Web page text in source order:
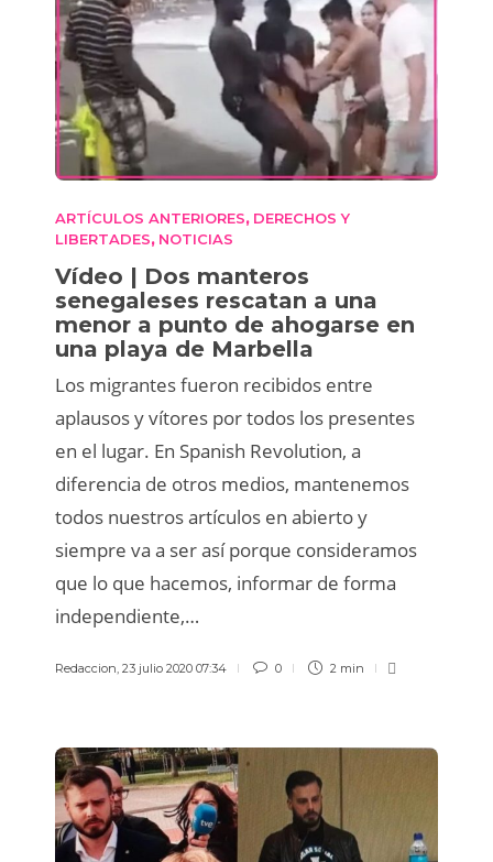
ARTÍCULOS ANTERIORES, DERECHOS Y
LIBERTADES, NOTICIAS
Vídeo | Dos manteros
senegaleses rescatan a una
menor a punto de ahogarse en
una playa de Marbella
Los migrantes fueron recibidos entre
aplausos y vítores por todos los presentes
en el lugar. En Spanish Revolution, a
diferencia de otros medios, mantenemos
todos nuestros artículos en abierto y
siempre va a ser así porque consideramos
que lo que hacemos, informar de forma
independiente,…
Redaccion 23 julio 2020 07:34 0 2 min